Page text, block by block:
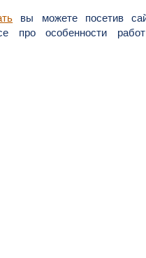
вы можете посетив
про особенности